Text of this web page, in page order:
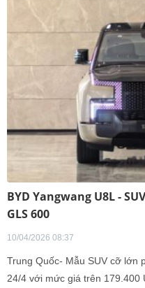
BYD Yangwang U8L -
GLS 600
10/04/2026 08:37
Trung Quốc- Mẫu SUV cỡ lớn
24/4 với mức giá trên 179.400